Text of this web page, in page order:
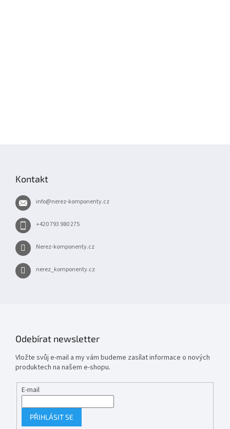
Kontakt
info@nerez-komponenty.cz
+420 793 980 275
Nerez-komponenty.cz
nerez_komponenty.cz
Odebírat newsletter
Vložte svůj e-mail a my vám budeme zasílat informace o nových
produktech na našem e-shopu.
E-mail
PŘIHLÁSIT SE